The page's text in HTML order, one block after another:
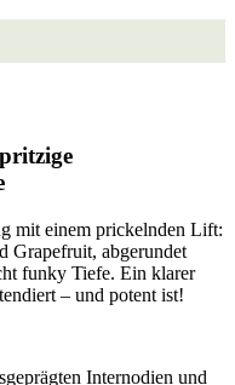
mit einem prickelnden Lift:
Grapefruit, abgerundet
funky Tiefe. Ein klarer
– und potent ist!
Internodien und